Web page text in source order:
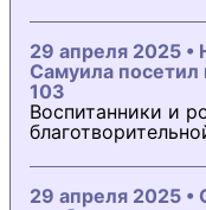
29 апреля 2025 •
Самуила посетил
103
Воспитанники и
29 апреля 2025 •